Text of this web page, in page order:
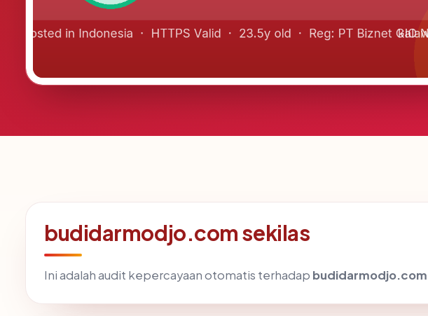
budidarmodjo.com sekilas
Ini adalah audit kepercayaan otomatis terhadap budidarmodjo.com